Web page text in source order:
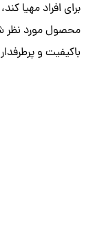
برای افراد مهیا
محصول مورد نظر
باکیفیت و